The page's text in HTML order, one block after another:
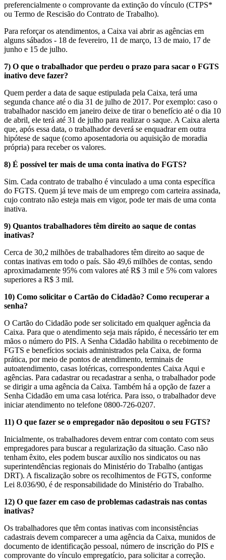
preferencialmente o comprovante da extinção do vínculo (CTPS*
ou Termo de Rescisão do Contrato de Trabalho).
Para reforçar os atendimentos, a Caixa vai abrir as agências em
alguns sábados - 18 de fevereiro, 11 de março, 13 de maio, 17 de
junho e 15 de julho.
7) O que o trabalhador que perdeu o prazo para sacar o FGTS
inativo deve fazer?
Quem perder a data de saque estipulada pela Caixa, terá uma
segunda chance até o dia 31 de julho de 2017. Por exemplo: caso o
trabalhador nascido em janeiro deixe de tirar o benefício até o dia 10
de abril, ele terá até 31 de julho para realizar o saque. A Caixa alerta
que, após essa data, o trabalhador deverá se enquadrar em outra
hipótese de saque (como aposentadoria ou aquisição de moradia
própria) para receber os valores.
8) É possível ter mais de uma conta inativa do FGTS?
Sim. Cada contrato de trabalho é vinculado a uma conta específica
do FGTS. Quem já teve mais de um emprego com carteira assinada,
cujo contrato não esteja mais em vigor, pode ter mais de uma conta
inativa.
9) Quantos trabalhadores têm direito ao saque de contas
inativas?
Cerca de 30,2 milhões de trabalhadores têm direito ao saque de
contas inativas em todo o país. São 49,6 milhões de contas, sendo
aproximadamente 95% com valores até R$ 3 mil e 5% com valores
superiores a R$ 3 mil.
10) Como solicitar o Cartão do Cidadão? Como recuperar a
senha?
O Cartão do Cidadão pode ser solicitado em qualquer agência da
Caixa. Para que o atendimento seja mais rápido, é necessário ter em
mãos o número do PIS. A Senha Cidadão habilita o recebimento de
FGTS e benefícios sociais administrados pela Caixa, de forma
prática, por meio de pontos de atendimento, terminais de
autoatendimento, casas lotéricas, correspondentes Caixa Aqui e
agências. Para cadastrar ou recadastrar a senha, o trabalhador pode
se dirigir a uma agência da Caixa. Também há a opção de fazer a
Senha Cidadão em uma casa lotérica. Para isso, o trabalhador deve
iniciar atendimento no telefone 0800-726-0207.
11) O que fazer se o empregador não depositou o seu FGTS?
Inicialmente, os trabalhadores devem entrar com contato com seus
empregadores para buscar a regularização da situação. Caso não
tenham êxito, eles podem buscar auxílio nos sindicatos ou nas
superintendências regionais do Ministério do Trabalho (antigas
DRT). A fiscalização sobre os recolhimentos de FGTS, conforme
Lei 8.036/90, é de responsabilidade do Ministério do Trabalho.
12) O que fazer em caso de problemas cadastrais nas contas
inativas?
Os trabalhadores que têm contas inativas com inconsistências
cadastrais devem comparecer a uma agência da Caixa, munidos de
documento de identificação pessoal, número de inscrição do PIS e
comprovante do vínculo empregatício, para solicitar a correção.